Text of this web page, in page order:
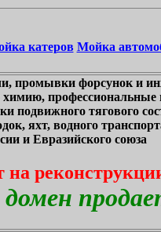
катеров Мойка
промывки форсунок и
подвижного тягового
яхт, водного
и Евразийского союза
на